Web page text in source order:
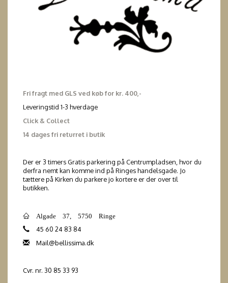
Fri fragt med GLS ved køb for kr. 400,-
Leveringstid 1-3 hverdage
Click & Collect
14 dages fri returret i butik
Der er 3 timers Gratis parkering på Centrumpladsen, hvor du
derfra nemt kan komme ind på Ringes handelsgade. Jo
tættere på Kirken du parkere jo kortere er der over til
butikken.
Algade 37, 5750 Ringe
45 60 24 83 84
Mail@bellissima.dk
Cvr. nr. 30 85 33 93